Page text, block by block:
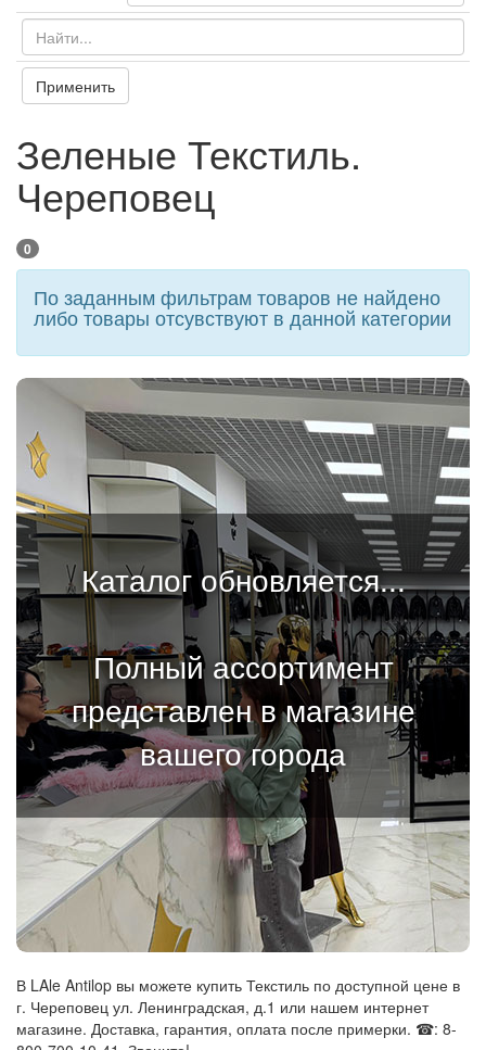
Применить
Зеленые Текстиль.
Череповец
0
По заданным фильтрам товаров не найдено
либо товары отсувствуют в данной категории
Каталог обновляется...
Полный ассортимент
представлен в магазине
вашего города
В LAle Antilop вы можете купить Текстиль по доступной цене в
г. Череповец ул. Ленинградская, д.1 или нашем интернет
магазине. Доставка, гарантия, оплата после примерки. ☎: 8-